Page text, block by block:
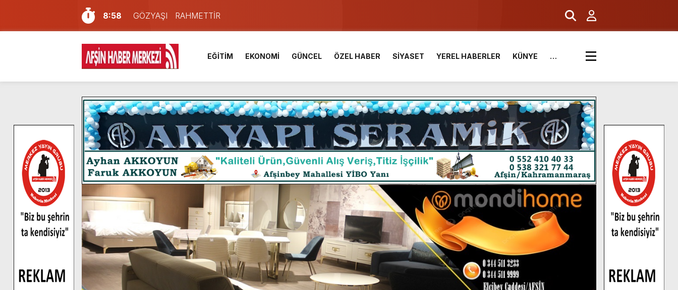
8:58
GÖZYAŞI RAHMETTİR
7:57
Afşin Sağlık Yüksek Okulu ve Meslek Yüksek Okulunda görev değişimi!
6:31
Onikişubat Belediyesi’nin Üniversite Hazırlık Kursu başvurularında son gün 7 Ağustos.
16:10
Uluslararası Bisiklet Yarışması’nda En Zorlu Etap Tamamlandı.
13:27
NOTER ONAYLI TYP LİSTESİ YAYINLANDI.
11:22
KAFUM Fuar Alanı Bulut ve Yavuz’un Ezgileriyle Şenlendi.
8:06
Afşinli bir hemşehrimizin de olduğu Filistin Konvoyu, güçlenerek ilerliyor.
14:05
Madrigal, Perşembe Günü KAFUM’da Sahne Alacak.
7:39
KEDİNİZ Mİ VAR?
4:58
İklim Dirençli Tarım İçin Güç Birliği.
EĞİTİM EKONOMİ GÜNCEL ÖZEL HABER SİYASET YEREL HABERLER KÜNYE …